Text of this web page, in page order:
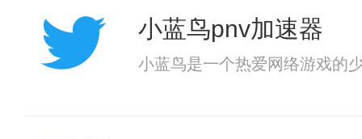
小蓝鸟pnv加速器
小蓝鸟是一个热爱网络游戏的